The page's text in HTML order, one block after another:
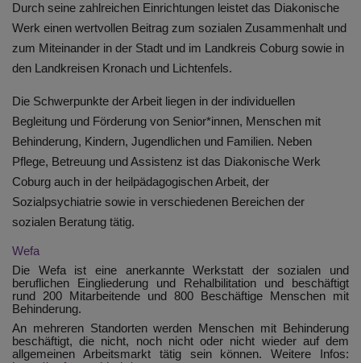
Durch seine zahlreichen Einrichtungen leistet das Diakonische
Werk einen wertvollen Beitrag zum sozialen Zusammenhalt und
zum Miteinander in der Stadt und im Landkreis Coburg sowie in
den Landkreisen Kronach und Lichtenfels.
Die Schwerpunkte der Arbeit liegen in der individuellen
Begleitung und Förderung von Senior*innen, Menschen mit
Behinderung, Kindern, Jugendlichen und Familien. Neben
Pflege, Betreuung und Assistenz ist das Diakonische Werk
Coburg auch in der heilpädagogischen Arbeit, der
Sozialpsychiatrie sowie in verschiedenen Bereichen der
sozialen Beratung tätig.
Wefa
Die Wefa ist eine anerkannte Werkstatt der sozialen und
beruflichen Eingliederung und Rehalbilitation und beschäftigt
rund 200 Mitarbeitende und 800 Beschäftige Menschen mit
Behinderung.
An mehreren Standorten werden Menschen mit Behinderung
beschäftigt, die nicht, noch nicht oder nicht wieder auf dem
allgemeinen Arbeitsmarkt tätig sein können. Weitere Infos: